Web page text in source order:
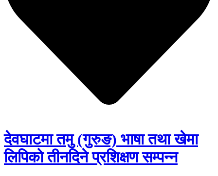
देवघाटमा तमु (गुरुङ) भाषा तथा खेमा
लिपिको तीनदिने प्रशिक्षण सम्पन्न